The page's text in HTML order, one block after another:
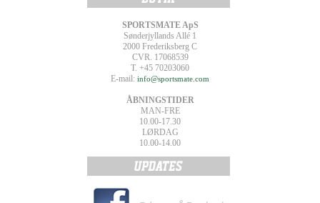
SPORTSMATE ApS
Sønderjyllands Allé 1
2000 Frederiksberg C
CVR. 17068539
T. +45 70203060
E-mail: info@sportsmate.com
ÅBNINGSTIDER
MAN-FRE
10.00-17.30
LØRDAG
10.00-14.00